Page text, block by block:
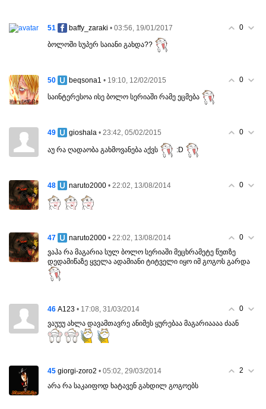
0
51 baffy_zaraki • 03:56, 19/01/2017
ბოლოში სუპერ საიანი გახდა??
0
50 beqsona1 • 19:10, 12/02/2015
საინტერესოა ისე ბოლო სერიაში რამე ეცმება
0
49 gioshala • 23:42, 05/02/2015
აუ რა ღადაობა გახმოვანება აქვს :D
0
48 naruto2000 • 22:02, 13/08/2014
0
47 naruto2000 • 22:02, 13/08/2014
ვაჰა რა მაგარია სულ ბოლო სერიაში მეცხრამეტე წუთზე
დედამიწაზე ყველა ადამიანი ტიტველი იყო იმ გოგოს გარდა
0
46 A123 • 17:08, 31/03/2014
ვაუუუ ახლა დავამთავრე ანიმეს ყურებაა მაგარიაააა ძაან
2
45 giorgi-zoro2 • 05:02, 29/03/2014
არა რა საკაიფოდ ხატავენ გახდილ გოგოებს